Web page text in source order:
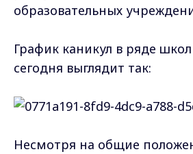
образовательных
График каникул в ряде
сегодня выглядит так:
Несмотря на общие